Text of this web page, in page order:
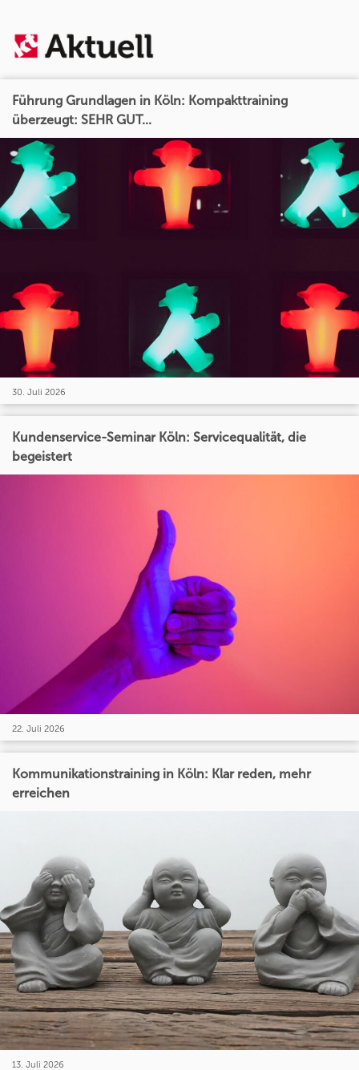
Führung Grundlagen in Köln: Kompakttraining
überzeugt: SEHR GUT...
30. Juli 2026
Kundenservice-Seminar Köln: Servicequalität, die
begeistert
22. Juli 2026
Kommunikationstraining in Köln: Klar reden, mehr
erreichen
13. Juli 2026